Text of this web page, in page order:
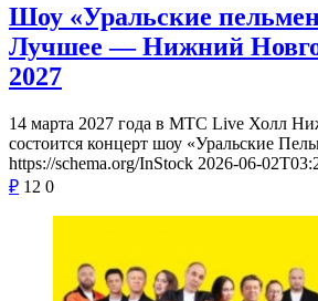
Шоу «Уральские
Лучшее — Нижний
2027
14 марта 2027 года в МТС Live Холл
состоится концерт шоу «Уральские
https://schema.org/InStock 2026-06-
₽ 12 0